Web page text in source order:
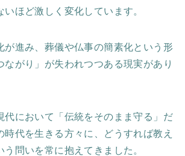
いほど激しく変化しています。
が進み、葬儀や仏事の簡素化という形
ながり」が失われつつある現実があり
代において「伝統をそのまま守る」だ
時代を生きる方々に、どうすれば教え
う問いを常に抱えてきました。